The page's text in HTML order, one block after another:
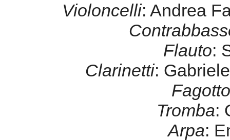
Violoncelli: Andrea
Flauto:
Clarinetti:
Fagotto
Tromba:
Arpa: